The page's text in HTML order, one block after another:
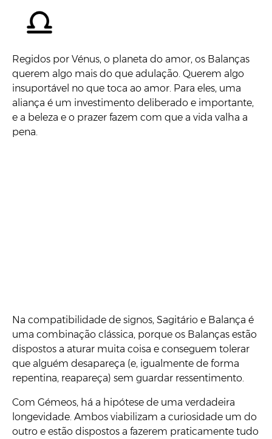
Regidos por Vénus, o planeta do amor, os Balanças
querem algo mais do que adulação. Querem algo
insuportável no que toca ao amor. Para eles, uma
aliança é um investimento deliberado e importante,
e a beleza e o prazer fazem com que a vida valha a
pena.
Na compatibilidade de signos, Sagitário e Balança é
uma combinação clássica, porque os Balanças estão
dispostos a aturar muita coisa e conseguem tolerar
que alguém desapareça (e, igualmente de forma
repentina, reapareça) sem guardar ressentimento.
Com Gémeos, há a hipótese de uma verdadeira
longevidade. Ambos viabilizam a curiosidade um do
outro e estão dispostos a fazerem praticamente tudo